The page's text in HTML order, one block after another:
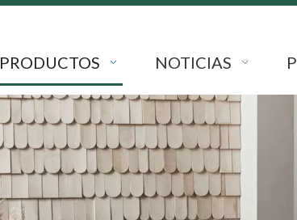
PRODUCTOS NOTICIAS